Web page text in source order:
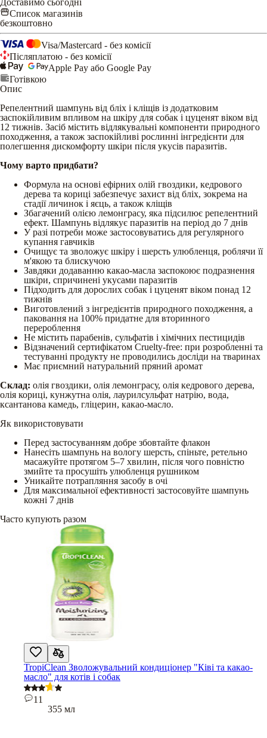
Список магазинів
безкоштовно
Visa/Mastercard - без комісії
Післяплатою - без комісії
Apple Pay або Google Pay
Готівкою
Опис
Репелентний шампунь від бліх і кліщів із додатковим
заспокійливим впливом на шкіру для собак і цуценят віком від
12 тижнів. Засіб містить відлякувальні компоненти природного
походження, а також заспокійливі рослинні інгредієнти для
полегшення дискомфорту шкіри після укусів паразитів.
Чому варто придбати?
Формула на основі ефірних олій гвоздики, кедрового
дерева та кориці забезпечує захист від бліх, зокрема на
стадії личинок і яєць, а також кліщів
Збагачений олією лемонграсу, яка підсилює репелентний
ефект. Шампунь відлякує паразитів на період до 7 днів
У разі потреби може застосовуватись для регулярного
купання гавчиків
Очищує та зволожує шкіру і шерсть улюбленця, роблячи її
м'якою та блискучою
Завдяки додаванню какао-масла заспокоює подразнення
шкіри, спричинені укусами паразитів
Підходить для дорослих собак і цуценят віком понад 12
тижнів
Виготовлений з інгредієнтів природного походження, а
паковання на 100% придатне для вторинного
перероблення
Не містить парабенів, сульфатів і хімічних пестицидів
Відзначений сертифікатом Cruelty-free: при розробленні та
тестуванні продукту не проводились досліди на тваринах
Має приємний натуральний пряний аромат
Склад: олія гвоздики, олія лемонграсу, олія кедрового дерева,
олія кориці, кунжутна олія, лаурилсульфат натрію, вода,
ксантанова камедь, гліцерин, какао-масло.
Як використовувати
Перед застосуванням добре збовтайте флакон
Нанесіть шампунь на вологу шерсть, спіньте, ретельно
масажуйте протягом 5–7 хвилин, після чого повністю
змийте та просушіть улюбленця рушником
Уникайте потрапляння засобу в очі
Для максимальної ефективності застосовуйте шампунь
кожні 7 днів
Часто купують разом
TropiClean Зволожувальний кондиціонер "Ківі та какао-
масло" для котів і собак
11
355 мл